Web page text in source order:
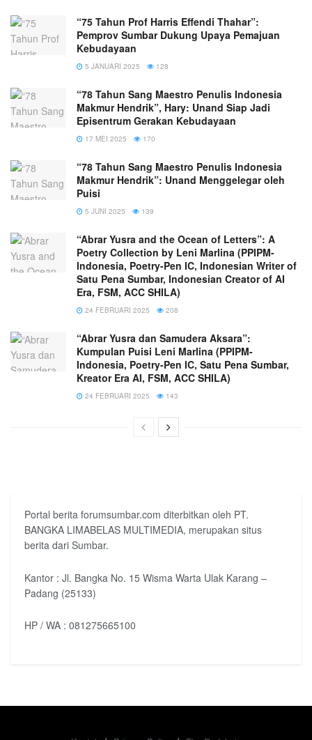
“75 Tahun Prof Harris Effendi Thahar”:
Pemprov Sumbar Dukung Upaya Pemajuan
Kebudayaan
5 JANUARI 2025 128
“78 Tahun Sang Maestro Penulis Indonesia
Makmur Hendrik”, Hary: Unand Siap Jadi
Episentrum Gerakan Kebudayaan
17 MEI 2025 170
“78 Tahun Sang Maestro Penulis Indonesia
Makmur Hendrik”: Unand Menggelegar oleh
Puisi
5 JUNI 2025 139
“Abrar Yusra and the Ocean of Letters”: A
Poetry Collection by Leni Marlina (PPIPM-
Indonesia, Poetry-Pen IC, Indonesian Writer of
Satu Pena Sumbar, Indonesian Creator of AI
Era, FSM, ACC SHILA)
24 FEBRUARI 2025 208
“Abrar Yusra dan Samudera Aksara”:
Kumpulan Puisi Leni Marlina (PPIPM-
Indonesia, Poetry-Pen IC, Satu Pena Sumbar,
Kreator Era AI, FSM, ACC SHILA)
24 FEBRUARI 2025 143
Portal berita forumsumbar.com diterbitkan oleh PT.
BANGKA LIMABELAS MULTIMEDIA, merupakan situs
berita dari Sumbar.
Kantor : Jl. Bangka No. 15 Wisma Warta Ulak Karang –
Padang (25133)
HP / WA : 081275665100